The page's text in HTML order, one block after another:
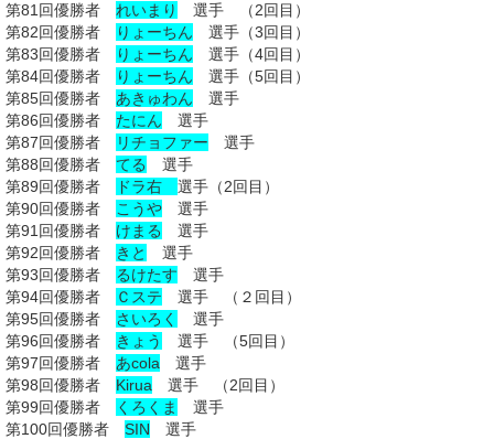
第81回優勝者 れいまり
選手 （2回目）
第82回優勝者
りょーちん 選手（3回目）
第83回優勝者
りょーちん 選手（4回目）
第84回優勝者
りょーちん 選手（5回目）
第85回優勝者 あきゅわん 選手
第86回優勝者 たにん 選手
第87回優勝者
リチョファー 選手
第88回優勝者 てる
選手
第89回優勝者
ドラ右 選手（2回目）
第90回優勝者
こうや 選手
第91回優勝者 けまる
選手
第92回優勝者
きと
選手
第93回優勝者 るけたす 選手
第94回優勝者
Ｃステ 選手 （２回目）
第95回優勝者 さいろく
選手
第96回優勝者
きょう
選手 （5回目）
第97回優勝者 あcola 選手
第98回優勝者 Kirua 選手 （2回目）
第99回優勝者
くろくま
選手
第100回優勝者 SIN 選手